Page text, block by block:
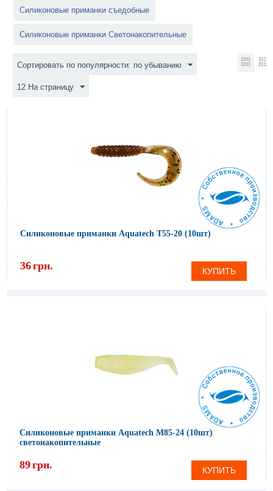
Силиконовые приманки съедобные
Силиконовые приманки Светонакопительные
Сортировать по популярности: по убыванию
12 На страницу
Силиконовые приманки Aquatech Т55-20 (10шт)
36грн. КУПИТЬ
Силиконовые приманки Aquatech М85-24 (10шт)
светонакопительные
89грн. КУПИТЬ